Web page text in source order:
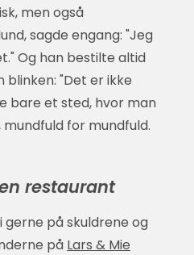
men også
sagde engang: "Jeg
Og han bestilte altid
"Det er ikke
bare et sted, hvor man
for mundfuld.
restaurant
på skuldrene og
på Lars & Mie